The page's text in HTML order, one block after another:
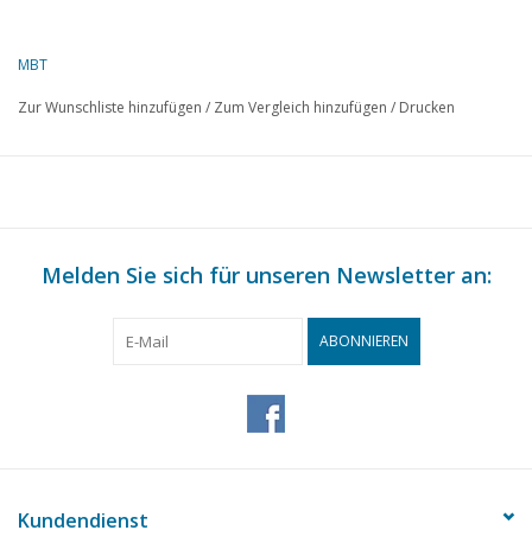
MBT
Zur Wunschliste hinzufügen / Zum Vergleich hinzufügen / Drucken
Melden Sie sich für unseren Newsletter an:
ABONNIEREN
Kundendienst